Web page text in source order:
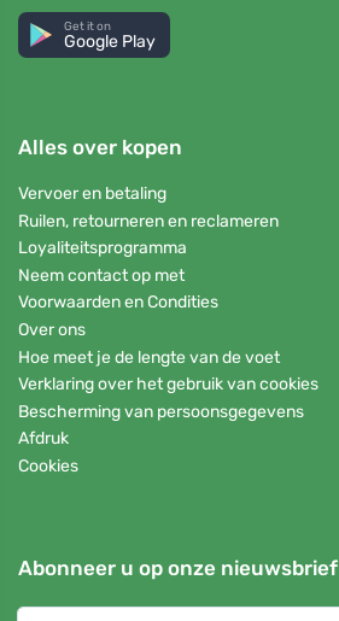
Get it on
Google Play
Alles over kopen
Vervoer en betaling
Ruilen, retourneren en reclameren
Loyaliteitsprogramma
Neem contact op met
Voorwaarden en Condities
Over ons
Hoe meet je de lengte van de voet
Verklaring over het gebruik van cookies
Bescherming van persoonsgegevens
Afdruk
Cookies
Abonneer u op onze nieuwsbrief